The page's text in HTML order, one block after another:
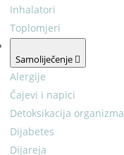
Inhalatori
Toplomjeri
Samoliječenje
Alergije
Čajevi i napici
Detoksikacija organizma
Dijabetes
Dijareja